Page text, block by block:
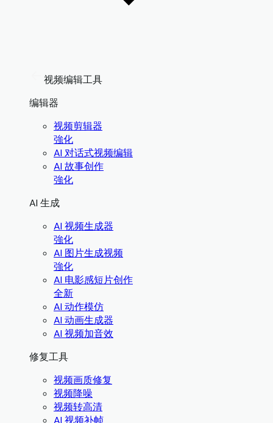
视频编辑工具
编辑器
视频剪辑器
強化
AI 对话式视频编辑
AI 故事创作
強化
AI 生成
AI 视频生成器
強化
AI 图片生成视频
強化
AI 电影感短片创作
全新
AI 动作模仿
AI 动画生成器
AI 视频加音效
修复工具
视频画质修复
视频降噪
视频转高清
AI 视频补帧